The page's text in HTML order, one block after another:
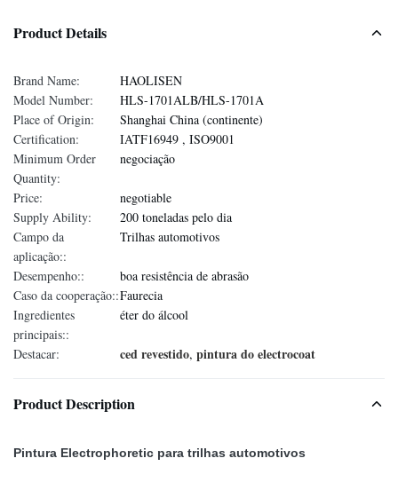
Product Details
Brand Name:
HAOLISEN
Model Number:
HLS-1701ALB/HLS-1701A
Place of Origin:
Shanghai China (continente)
Certification:
IATF16949 , ISO9001
Minimum Order
Quantity:
negociação
Price:
negotiable
Supply Ability:
200 toneladas pelo dia
Campo da
aplicação::
Trilhas automotivos
Desempenho::
boa resistência de abrasão
Caso da cooperação::Faurecia
Ingredientes
principais::
éter do álcool
Destacar: ced revestido, pintura do electrocoat
Product Description
Pintura Electrophoretic para trilhas automotivos